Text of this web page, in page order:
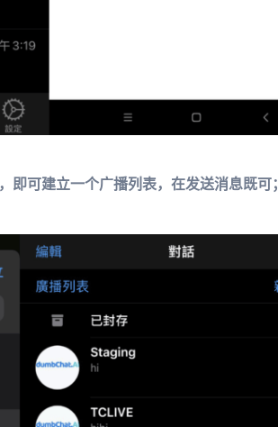
可建立一个广播列表，在发送消息既可；